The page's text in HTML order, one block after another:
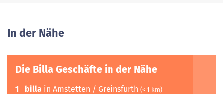
In der Nähe
Die Billa Geschäfte in der Nähe
1 billa in Amstetten / Greinsfurth (< 1 km)